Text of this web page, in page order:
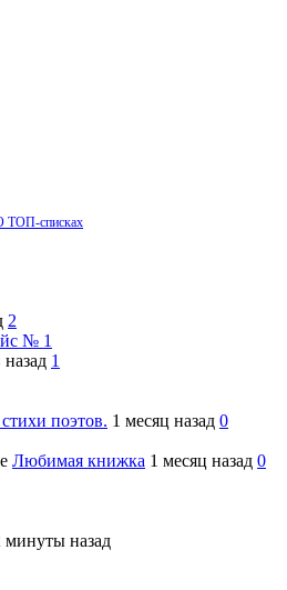
ТОП-списках
2
№ 1
назад 1
поэтов. 1 месяц назад 0
Любимая книжка 1 месяц назад 0
минуты назад